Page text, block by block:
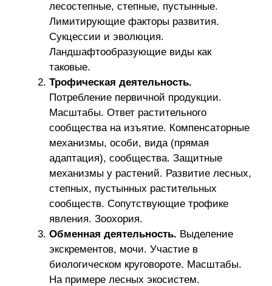
лесостепные, степные, пустынные.
Лимитирующие факторы развития.
Сукцессии и эволюция.
Ландшафтообразующие виды как
таковые.
Трофическая деятельность.
Потребление первичной продукции.
Масштабы. Ответ растительного
сообщества на изъятие. Компенсаторные
механизмы, особи, вида (прямая
адаптация), сообщества. Защитные
механизмы у растений. Развитие лесных,
степных, пустынных растительных
сообществ. Сопутствующие трофике
явления. Зоохория.
Обменная деятельность. Выделение
экскрементов, мочи. Участие в
биологическом круговороте. Масштабы.
На примере лесных экосистем.